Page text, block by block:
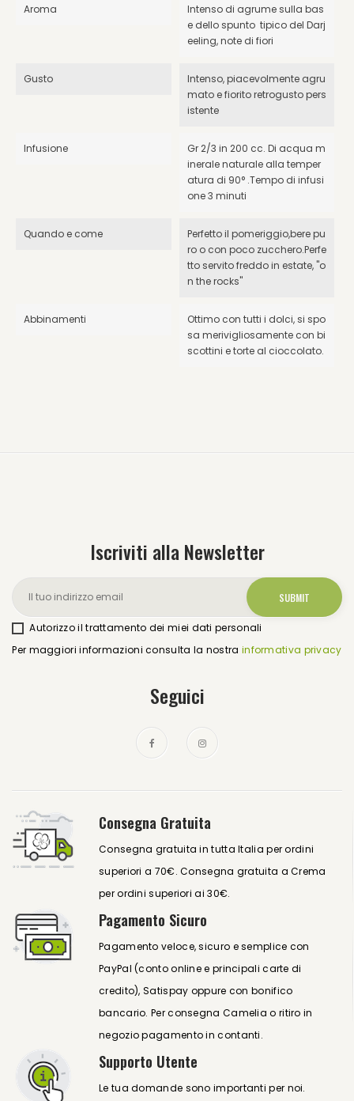
Aroma
Intenso di agrume sulla bas
e dello spunto tipico del Darj
eeling, note di fiori
Gusto
Intenso, piacevolmente agru
mato e fiorito retrogusto pers
istente
Infusione
Gr 2/3 in 200 cc. Di acqua m
inerale naturale alla temper
atura di 90° .Tempo di infusi
one 3 minuti
Quando e come
Perfetto il pomeriggio,bere pu
ro o con poco zucchero.Perfe
tto servito freddo in estate, "o
n the rocks"
Abbinamenti
Ottimo con tutti i dolci, si spo
sa merivigliosamente con bi
scottini e torte al cioccolato.
Iscriviti alla Newsletter
Autorizzo il trattamento dei miei dati personali
Per maggiori informazioni consulta la nostra informativa privacy
Seguici
Consegna Gratuita
Consegna gratuita in tutta Italia per ordini
superiori a 70€. Consegna gratuita a Crema
per ordini superiori ai 30€.
Pagamento Sicuro
Pagamento veloce, sicuro e semplice con
PayPal (conto online e principali carte di
credito), Satispay oppure con bonifico
bancario. Per consegna Camelia o ritiro in
negozio pagamento in contanti.
Supporto Utente
Le tua domande sono importanti per noi.